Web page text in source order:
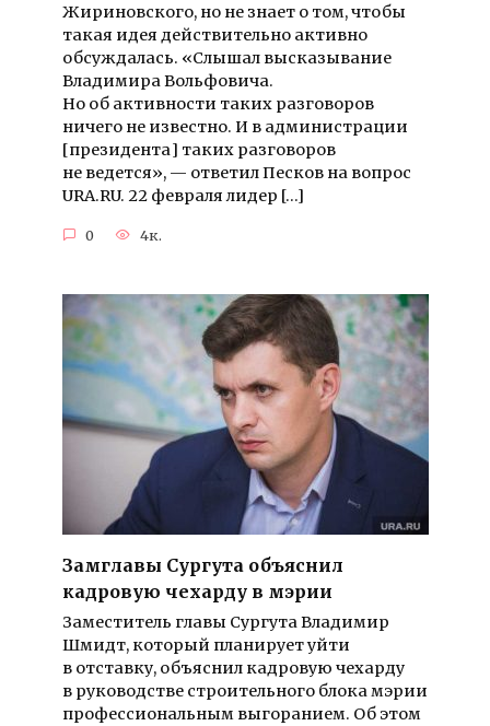
Жириновского, но не знает о том, чтобы
такая идея действительно активно
обсуждалась. «Слышал высказывание
Владимира Вольфовича.
Но об активности таких разговоров
ничего не известно. И в администрации
[президента] таких разговоров
не ведется», — ответил Песков на вопрос
URA.RU. 22 февраля лидер […]
0 4к.
Замглавы Сургута объяснил
кадровую чехарду в мэрии
Заместитель главы Сургута Владимир
Шмидт, который планирует уйти
в отставку, объяснил кадровую чехарду
в руководстве строительного блока мэрии
профессиональным выгоранием. Об этом